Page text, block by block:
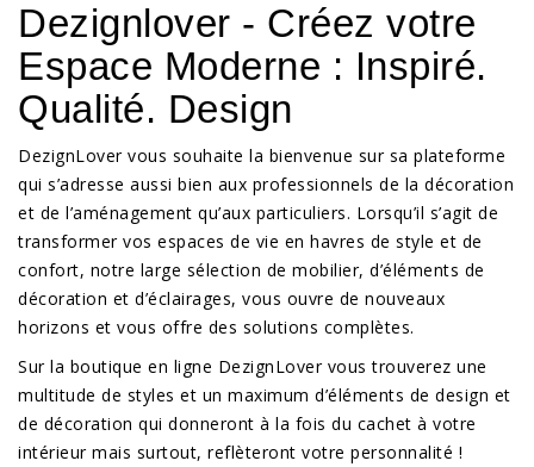
Dezignlover - Créez votre
Espace Moderne : Inspiré.
Qualité. Design
DezignLover vous souhaite la bienvenue sur sa plateforme
qui s’adresse aussi bien aux professionnels de la décoration
et de l’aménagement qu’aux particuliers. Lorsqu’il s’agit de
transformer vos espaces de vie en havres de style et de
confort, notre large sélection de mobilier, d’éléments de
décoration et d’éclairages, vous ouvre de nouveaux
horizons et vous offre des solutions complètes.
Sur la boutique en ligne DezignLover vous trouverez une
multitude de styles et un maximum d’éléments de design et
de décoration qui donneront à la fois du cachet à votre
intérieur mais surtout, reflèteront votre personnalité !